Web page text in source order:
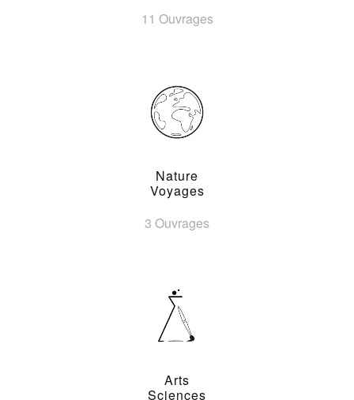
11 Ouvrages
Nature
Voyages
3 Ouvrages
Arts
Sciences